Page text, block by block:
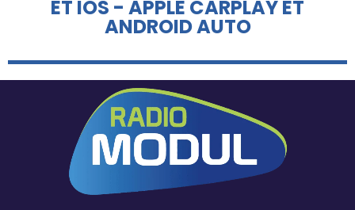
ET IOS - APPLE CARPLAY ET
ANDROID AUTO